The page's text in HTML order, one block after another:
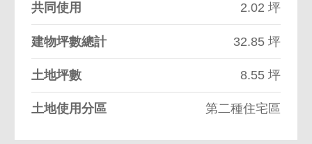
共同使用 2.02 坪
建物坪數總計 32.85 坪
土地坪數 8.55 坪
土地使用分區 第二種住宅區